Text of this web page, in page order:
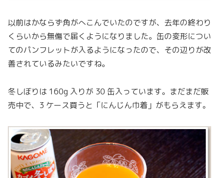
以前はかならず角がへこんでいたのですが、去年の終わり
くらいから無傷で届くようになりました。缶の変形につい
てのパンフレットが入るようになったので、その辺りが改
善されているみたいですね。
冬しぼりは 160g 入りが 30 缶入っています。まだまだ販
売中で、3 ケース買うと「にんじん巾着」がもらえます。